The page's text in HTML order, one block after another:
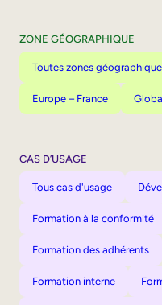
ZONE GÉOGRAPHIQUE
Toutes zones
Europe – France
CAS D’USAGE
Tous cas d'usage
Formation à la conformité
Formation des adhérents
Formation interne